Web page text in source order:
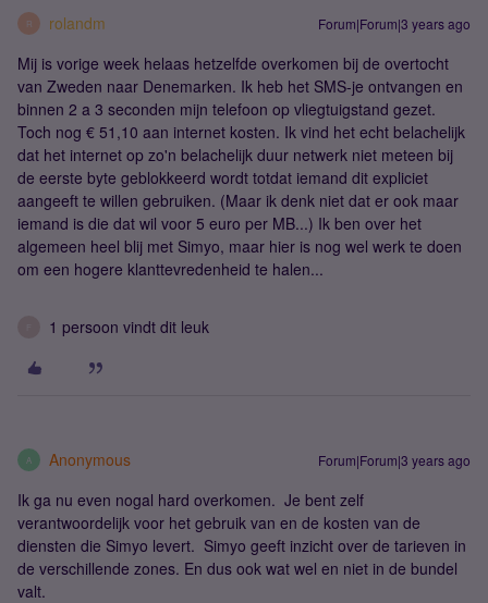
R rolandm Forum|Forum|3 years ago
Mij is vorige week helaas hetzelfde overkomen bij de overtocht
van Zweden naar Denemarken. Ik heb het SMS-je ontvangen en
binnen 2 a 3 seconden mijn telefoon op vliegtuigstand gezet.
Toch nog € 51,10 aan internet kosten. Ik vind het echt belachelijk
dat het internet op zo'n belachelijk duur netwerk niet meteen bij
de eerste byte geblokkeerd wordt totdat iemand dit expliciet
aangeeft te willen gebruiken. (Maar ik denk niet dat er ook maar
iemand is die dat wil voor 5 euro per MB...) Ik ben over het
algemeen heel blij met Simyo, maar hier is nog wel werk te doen
om een hogere klanttevredenheid te halen...
1 persoon vindt dit leuk
A Anonymous Forum|Forum|3 years ago
Ik ga nu even nogal hard overkomen. Je bent zelf
verantwoordelijk voor het gebruik van en de kosten van de
diensten die Simyo levert. Simyo geeft inzicht over de tarieven in
de verschillende zones. En dus ook wat wel en niet in de bundel
valt.